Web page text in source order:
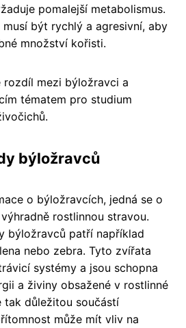
pomalejší metabolismus.
být rychlý a agresivní, aby
množství kořisti.
rozdíl mezi býložravci a
tématem pro studium
býložravců
o býložravcích, jedná se o
rostlinnou stravou.
býložravců patří například
nebo zebra. Tyto zvířata
systémy a jsou schopna
a živiny obsažené v rostlinné
tak důležitou součástí
může mít vliv na